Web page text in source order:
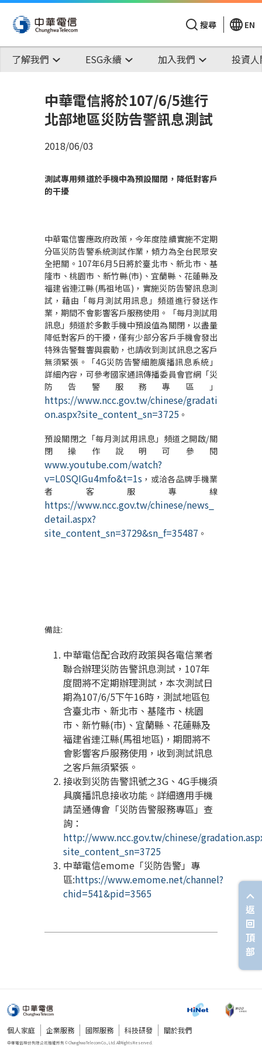
搜尋 EN
了解我們 ESG永續 加入我們 投資
中華電信將於107/6/5進行
北部地區災防告警訊息測試
2018/06/03
測試專用頻道於手機中為預設關閉，降低對客戶
的干擾
中華電信響應政府政策，今年度陸續實施不定期
分區災防告警系統測試作業，傾力為全台民眾安
全把關。107年6月5日將於臺北市、新北市、基
隆市、桃園市、新竹縣(市)、宜蘭縣、花蓮縣及
福建省連江縣(馬祖地區)，實施災防告警訊息測
試，藉由「每月測試用訊息」頻道進行發送作
業，期間不會影響客戶服務使用。「每月測試用
訊息」頻道於多數手機中預設值為關閉，以盡量
降低對客戶的干擾，僅有少部分客戶手機會發出
特殊告警聲響與震動，也請收到測試訊息之客戶
無須緊張。「4G災防告警細胞廣播訊息系統」
詳細內容，可參考國家通訊傳播委員會官網「災
防告警服務專區」
https://www.ncc.gov.tw/chinese/gradati
on.aspx?site_content_sn=3725 。
預設關閉之「每月測試用訊息」頻道之開啟/關
閉操作說明可參閱
www.youtube.com/watch?
v=L0SQIGu4mfo&t=1s ，或洽各品牌手機業
者客服專線
https://www.ncc.gov.tw/chinese/news_
detail.aspx?
site_content_sn=3729&sn_f=35487 。
備註:
中華電信配合政府政策與各電信業者
聯合辦理災防告警訊息測試，107年
度間將不定期辦理測試，本次測試日
期為107/6/5下午16時，測試地區包
含臺北市、新北市、基隆市、桃園
市、新竹縣(市)、宜蘭縣、花蓮縣及
福建省連江縣(馬祖地區)，期間將不
會影響客戶服務使用，收到測試訊息
之客戶無須緊張。
接收到災防告警訊號之3G、4G手機須
具廣播訊息接收功能。詳細適用手機
請至通傳會「災防告警服務專區」查
詢：
http://www.ncc.gov.tw/chinese/
site_content_sn=3725
中華電信emome「災防告警」專
區:https://www.emome.net/channel?
chid=541&pid=3565
個人家庭 企業服務 國際服務 科技研發 關於我們
返
回
頂
部